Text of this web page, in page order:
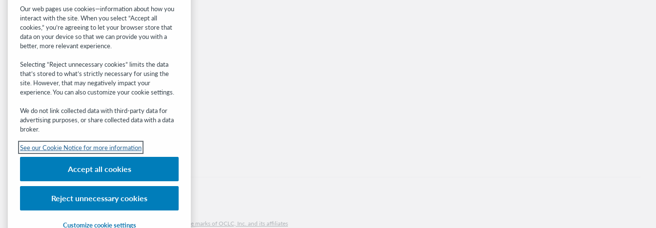
Related sites
OCLC.org
BibFormats
Community
WebJunction
Developer Network
Get the latest product updates, research,
events, and much more—right to your inbox.
Subscribe now
Domestic and international trademarks and/or service marks of OCLC, Inc. and its affiliates
Our web pages use cookies—information about how you
interact with the site. When you select “Accept all
cookies,” you’re agreeing to let your browser store that
data on your device so that we can provide you with a
better, more relevant experience.
Selecting “Reject unnecessary cookies” limits the data
that’s stored to what’s strictly necessary for using the
site. However, that may negatively impact your
experience. You can also customize your cookie settings.
We do not link collected data with third-party data for
advertising purposes, or share collected data with a data
broker.
See our Cookie Notice for more information
Accept all cookies
Reject unnecessary cookies
Customize cookie settings